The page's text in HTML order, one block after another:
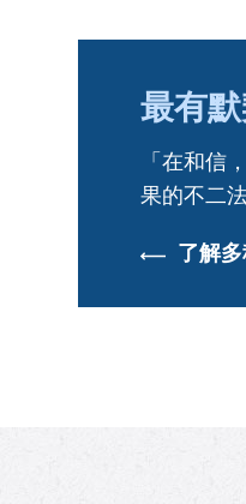
最有
「在和信
果的不二
了解